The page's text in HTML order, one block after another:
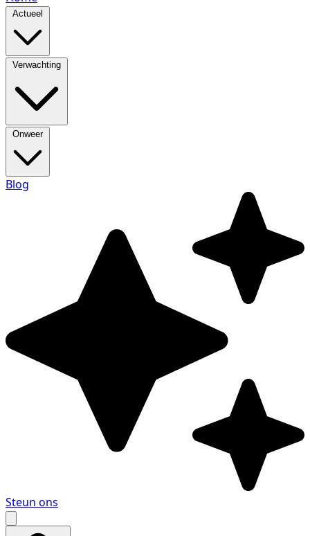
Actueel
Verwachting
Onweer
Blog
Steun ons